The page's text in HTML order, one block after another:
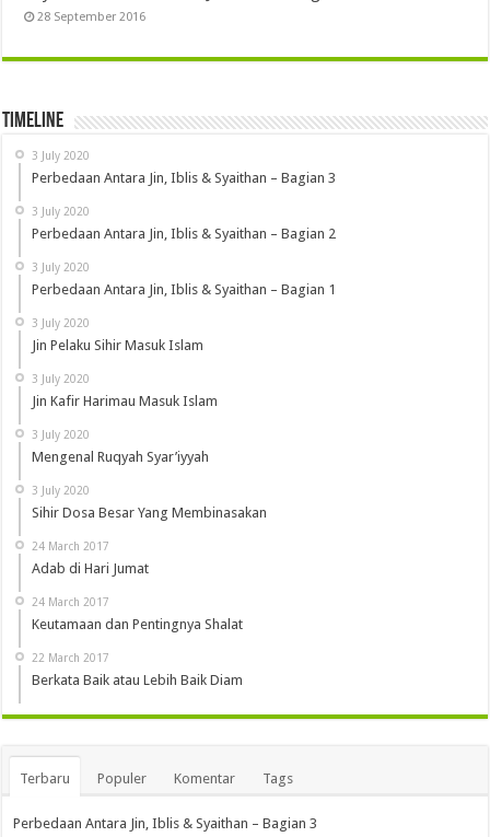
28 September 2016
Timeline
3 July 2020
Perbedaan Antara Jin, Iblis & Syaithan – Bagian 3
3 July 2020
Perbedaan Antara Jin, Iblis & Syaithan – Bagian 2
3 July 2020
Perbedaan Antara Jin, Iblis & Syaithan – Bagian 1
3 July 2020
Jin Pelaku Sihir Masuk Islam
3 July 2020
Jin Kafir Harimau Masuk Islam
3 July 2020
Mengenal Ruqyah Syar’iyyah
3 July 2020
Sihir Dosa Besar Yang Membinasakan
24 March 2017
Adab di Hari Jumat
24 March 2017
Keutamaan dan Pentingnya Shalat
22 March 2017
Berkata Baik atau Lebih Baik Diam
Terbaru Populer Komentar Tags
Perbedaan Antara Jin, Iblis & Syaithan – Bagian 3